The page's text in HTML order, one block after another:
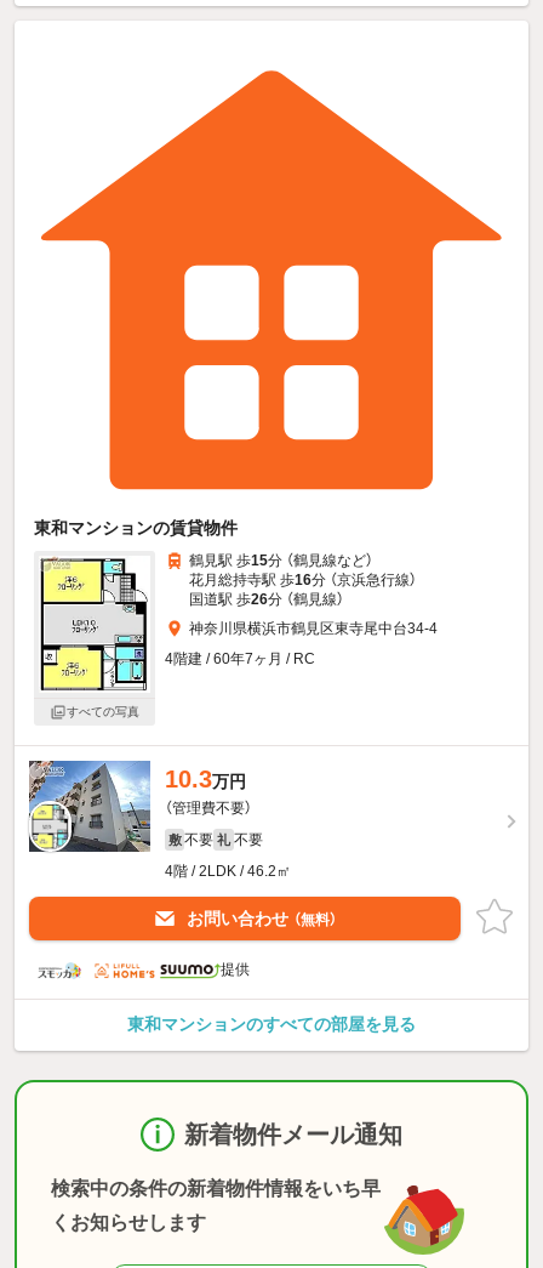
東和マンションの賃貸物件
すべての写真
鶴見駅 歩15分 （鶴見線など）
花月総持寺駅 歩16分 （京浜急行線）
国道駅 歩26分 （鶴見線）
神奈川県横浜市鶴見区東寺尾中台34-4
4階建 / 60年7ヶ月 / RC
10.3万円
（管理費不要）
敷 不要 礼 不要
4階 / 2LDK / 46.2㎡
お問い合わせ （無料）
提供
東和マンションのすべての部屋を見る
新着物件メール通知
検索中の条件の新着物件情報をいち早
くお知らせします